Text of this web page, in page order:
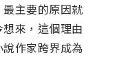
主要的原因就
來，這個理由
作家跨界成為